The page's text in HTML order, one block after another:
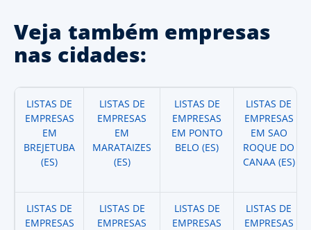
Veja também empresas
nas cidades:
LISTAS DE
EMPRESAS
EM
BREJETUBA
(ES)
LISTAS DE
EMPRESAS
EM
MARATAIZES
(ES)
LISTAS DE
EMPRESAS
EM PONTO
BELO (ES)
LISTAS DE
EMPRESAS
EM SAO
ROQUE DO
CANAA (ES)
LISTAS DE
EMPRESAS
LISTAS DE
EMPRESAS
LISTAS DE
EMPRESAS
LISTAS DE
EMPRESAS